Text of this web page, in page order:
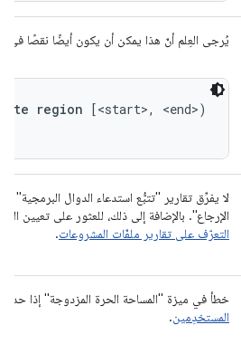
يُرجى العِلم أنّ هذا يمكن أن يكون أيضًا نقصًا في
region [<start>, <end>)
لا يفرِّق تقارير "تتبُّع استدعاء الدوال البرمجية"
الإرجاع". بالإضافة إلى ذلك، للعثور على تعيين
التعرّف على تقارير ملفّات المشروعات.
خطأ في ميزة "المساحة الحرة المزدوجة" إذا
المستخدِمين.